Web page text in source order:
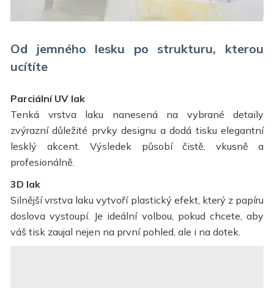
Od jemného lesku po strukturu, kterou
ucítíte
Parciální UV lak
Tenká vrstva laku nanesená na vybrané detaily
zvýrazní důležité prvky designu a dodá tisku elegantní
lesklý akcent. Výsledek působí čistě, vkusně a
profesionálně.
3D lak
Silnější vrstva laku vytvoří plastický efekt, který z papíru
doslova vystoupí. Je ideální volbou, pokud chcete, aby
váš tisk zaujal nejen na první pohled, ale i na dotek.